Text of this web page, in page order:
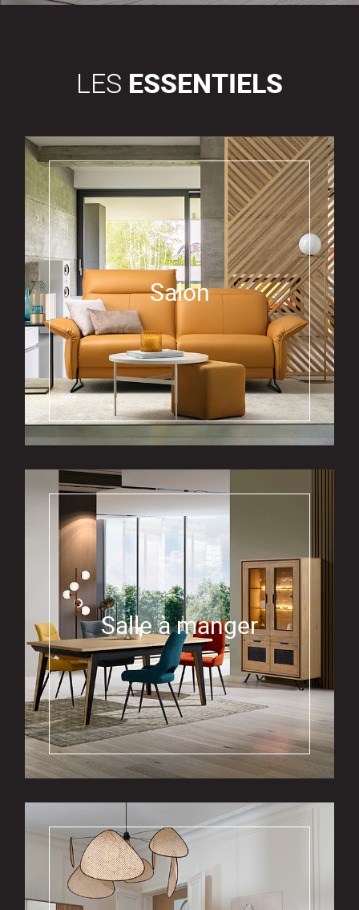
LES ESSENTIELS
Salon
Salle à manger